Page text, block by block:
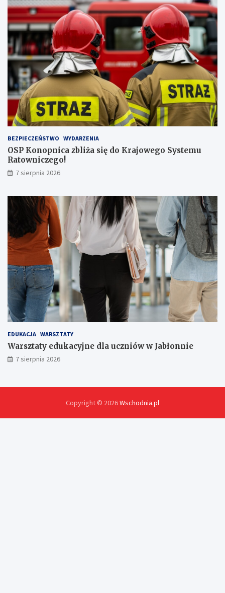
y
ż
s
z
ą
l
c
z
b
ą
a
a
ż
e
r
!
BEZPIECZEŃSTWO WYDARZENIA
OSP Konopnica zbliża się do Krajowego Systemu
Ratowniczego!
7 sierpnia 2026
EDUKACJA WARSZTATY
Warsztaty edukacyjne dla uczniów w Jabłonnie
7 sierpnia 2026
Copyright © 2026Wschodnia.pl